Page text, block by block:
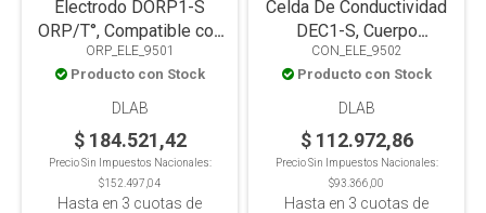
Electrodo DORP1-S
ORP/T°, Compatible con
Línea Pocket DPH1,
DPH1+ DPC1 y DPC1+
ORP_ELE_9501
Producto con Stock
DLAB
$ 184.521,42
Precio Sin Impuestos Nacionales:
$152.497,04
Hasta en 3 cuotas de
Celda De Conductividad
DEC1-S, Cuerpo
Policarbonato,
Compatible Con Línea
Pocket DEC1, DEC1+,
DPC1 y DPC1+
CON_ELE_9502
Producto con Stock
DLAB
$ 112.972,86
Precio Sin Impuestos Nacionales:
$93.366,00
Hasta en 3 cuotas de